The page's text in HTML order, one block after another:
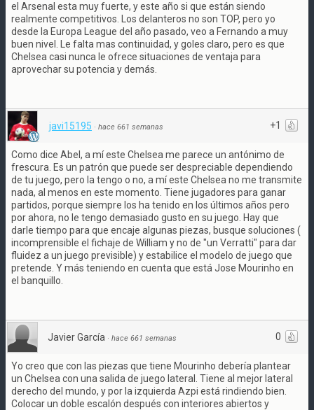
el Arsenal esta muy fuerte, y este año si que están siendo
realmente competitivos. Los delanteros no son TOP, pero yo
desde la Europa League del año pasado, veo a Fernando a muy
buen nivel. Le falta mas continuidad, y goles claro, pero es que
Chelsea casi nunca le ofrece situaciones de ventaja para
aprovechar su potencia y demás.
+1
javi15195 · hace 661 semanas
Como dice Abel, a mí este Chelsea me parece un antónimo de
frescura. Es un patrón que puede ser despreciable dependiendo
de tu juego, pero la tengo o no, a mí este Chelsea no me transmite
nada, al menos en este momento. Tiene jugadores para ganar
partidos, porque siempre los ha tenido en los últimos años pero
por ahora, no le tengo demasiado gusto en su juego. Hay que
darle tiempo para que encaje algunas piezas, busque soluciones (
incomprensible el fichaje de William y no de "un Verratti" para dar
fluidez a un juego previsible) y estabilice el modelo de juego que
pretende. Y más teniendo en cuenta que está Jose Mourinho en
el banquillo.
0
Javier García · hace 661 semanas
Yo creo que con las piezas que tiene Mourinho debería plantear
un Chelsea con una salida de juego lateral. Tiene al mejor lateral
derecho del mundo, y por la izquierda Azpi está rindiendo bien.
Colocar un doble escalón después con interiores abiertos y